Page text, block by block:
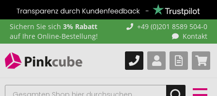
Sichern Sie sich 3% Rabatt
auf Ihre Online-Bestellung!
+49 (0)201 8589 504-0
Kontakt